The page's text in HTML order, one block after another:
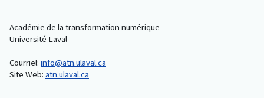
Académie de la transformation numérique
Université Laval
Courriel: info@atn.ulaval.ca
Site Web: atn.ulaval.ca